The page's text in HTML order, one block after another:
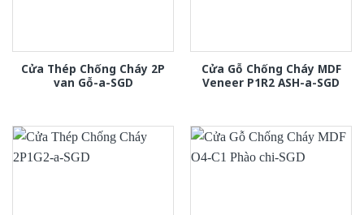
Cửa Thép Chống Cháy 2P
van Gỗ-a-SGD
Cửa Gỗ Chống Cháy MDF
Veneer P1R2 ASH-a-SGD